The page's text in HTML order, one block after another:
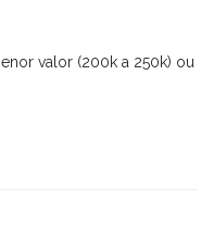
valor (200k a 250k) ou